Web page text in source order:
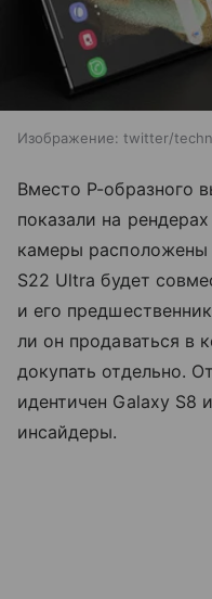
Изображение: twitter/
Вместо P-образного
показали на
камеры расположены
S22 Ultra будет
и его
ли он продаваться в
докупать отдельно.
идентичен Galaxy S8
инсайдеры.